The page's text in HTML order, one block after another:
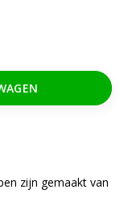
zijn gemaakt van